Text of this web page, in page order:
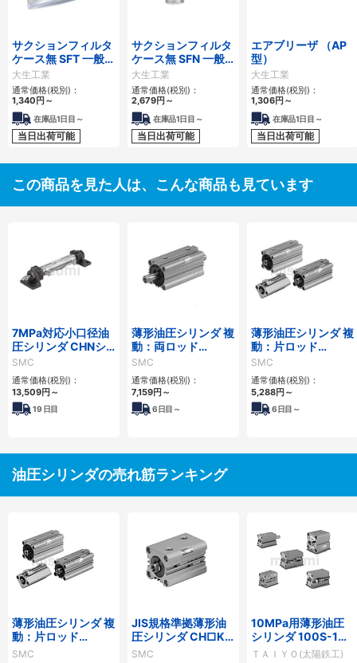
サクションフィルタ
ケース無 SFT 一般作
動油用
大生工業
通常価格(税別)：
1,340円～
在庫品1日目～
当日出荷可能
サクションフィルタ
ケース無 SFN 一般
作動油用
大生工業
通常価格(税別)：
2,679円～
在庫品1日目～
当日出荷可能
エアブリーザ （AP
型）
大生工業
通常価格(税別)：
1,306円～
在庫品1日目～
当日出荷可能
この商品を見た人は、こんな商品も見ています
7MPa対応小口径油
圧シリンダ CHNシ
リーズ
SMC
通常価格(税別)：
13,509円～
19 日目
薄形油圧シリンダ 複
動：両ロッド
CH□QWBシリーズ
SMC
通常価格(税別)：
7,159円～
6日目～
薄形油圧シリンダ 複
動：片ロッド
CH□QBシリーズ
SMC
通常価格(税別)：
5,288円～
6日目～
油圧シリンダの売れ筋ランキング
薄形油圧シリンダ 複
動：片ロッド
CH□QBシリーズ
SMC
JIS規格準拠薄形油
圧シリンダ CH□KD
シリーズ
SMC
10MPa用薄形油圧
シリンダ 100S-1シ
リーズ
ＴＡＩＹＯ(太陽鉄工)